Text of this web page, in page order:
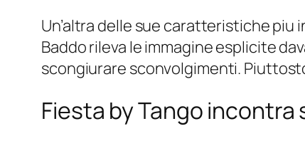
Un’altra delle sue caratteristiche
Baddo rileva le immagine esplicite
scongiurare sconvolgimenti.
Fiesta by Tango